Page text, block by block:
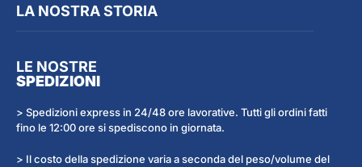
LA NOSTRA STORIA
LE NOSTRE
SPEDIZIONI
> Spedizioni express in 24/48 ore lavorative. Tutti gli ordini fatti
fino le 12:00 ore si spediscono in giornata.
> Il costo della spedizione varia a seconda del peso/volume del